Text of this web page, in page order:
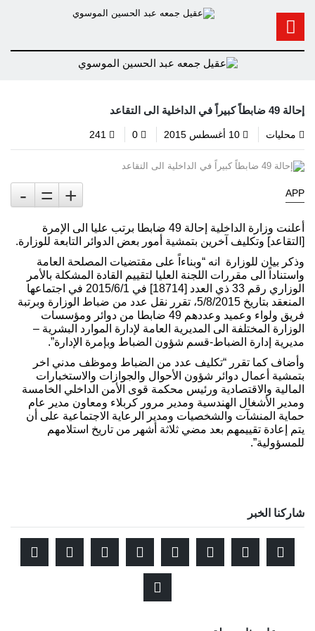
إحالة 49 ضابطاً كبيراً في الداخلية الى التقاعد
محليات
APP
+
=
-
أعلنت وزارة الداخلية إحالة 49 ضابطا برتب عليا الى الإمرة
[التقاعد] وتكليف آخرين بتمشية أمور بعض الدوائر التابعة للوزارة.
وذكر بيان للوزارة انه “وبناءاً على مقتضيات المصلحة العامة
واستناداً الى مقررات اللجنة العليا لتقييم القادة المشكلة بالأمر
الوزاري رقم 33 ذي العدد [18714] في 2015/6/1 في اجتماعها
المنعقد بتاريخ 5/8/2015، تقرر نقل عدد من ضباط الوزارة وبرتبة
فريق ولواء وعميد وعددهم 49 ضابطا من دوائر ومؤسسات
الوزارة المختلفة الى المديرية العامة لإدارة الموارد البشرية –
مديرية إدارة الضباط-قسم شؤون الضباط وبإمرة الإدارة”.
وأضاف كما تقرر “تكليف عدد من الضباط وموظف مدني اخر
بتمشية أعمال دوائر شؤون الأحوال والجوازات والاستخبارات
المالية والاقتصادية ورئيس محكمة قوى الأمن الداخلي الخامسة
ومدير الأشغال الهندسية ومدير مرور كربلاء ومعاون مدير عام
حماية المنشآت والشخصيات ومدير الرعاية الاجتماعية على أن
يتم إعادة تقييمهم بعد مضي ثلاثة أشهر من تاريخ استلامهم
للمسؤولية”.
شاركنا الخبر